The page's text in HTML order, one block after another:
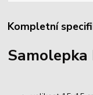
Kompletní
Samolepka